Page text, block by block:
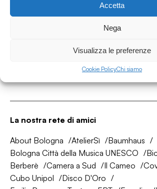
Accetta
Nega
Visualizza le preferenze
Cookie PolicyChi siamo
Associazione Culturale Humus
Via degli Orti 63, Bologna 40137
CF: 03691751204
La nostra rete di amici
About Bologna AtelierSì
Baumhaus
Bologna Città della Musica UNESCO
Berberè
Camera a Sud Il Cameo
Cubo Unipol
Disco D'Oro